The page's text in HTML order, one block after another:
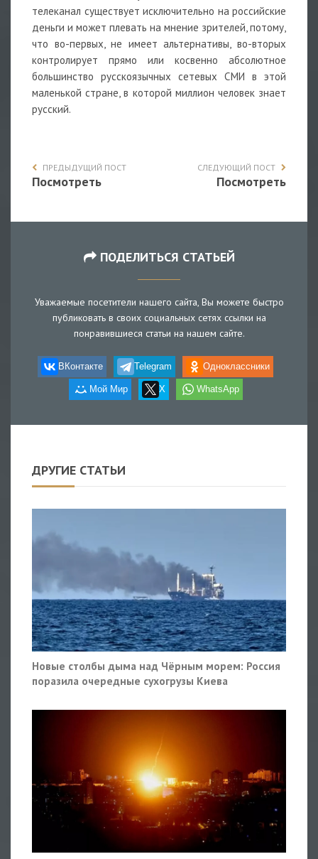
телеканал существует исключительно на российские
деньги и может плевать на мнение зрителей, потому,
что во-первых, не имеет альтернативы, во-вторых
контролирует прямо или косвенно абсолютное
большинство русскоязычных сетевых СМИ в этой
маленькой стране, в которой миллион человек знает
русский.
ПРЕДЫДУЩИЙ ПОСТ
Посмотреть
СЛЕДУЮЩИЙ ПОСТ
Посмотреть
ПОДЕЛИТЬСЯ СТАТЬЕЙ
Уважаемые посетители нашего сайта, Вы можете быстро
публиковать в своих социальных сетях ссылки на
понравившиеся статьи на нашем сайте.
ВКонтакте Telegram Одноклассники
Мой Мир X WhatsApp
ДРУГИЕ СТАТЬИ
Новые столбы дыма над Чёрным морем: Россия
поразила очередные сухогрузы Киева